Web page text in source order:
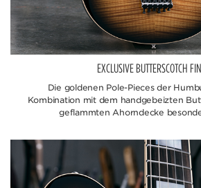
EXCLUSIVE BUTTERSCOTCH
Die goldenen Pole-Pieces der
Kombination mit dem handgebeizten
geflammten Ahorndecke